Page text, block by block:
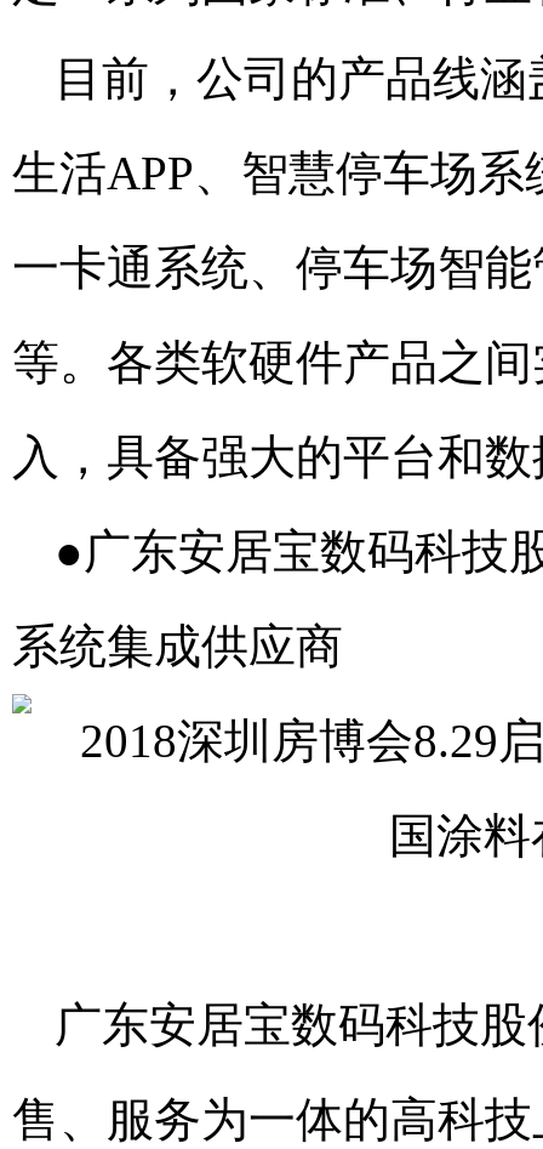
目前，公司的产品线
生活APP、智慧停车场
一卡通系统、停车场智
等。各类软硬件产品之
入，具备强大的平台和
●广东安居宝数码科
系统集成供应商
广东安居宝数码科技
售、服务为一体的高科